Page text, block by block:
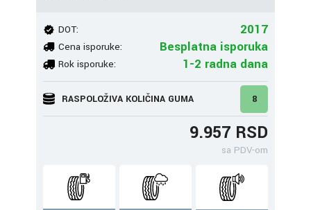
DOT: 2017
Cena isporuke: Besplatna isporuka
Rok isporuke: 1-2 radna dana
RASPOLOŽIVA KOLIČINA GUMA 8
9.957 RSD
sa PDV-om